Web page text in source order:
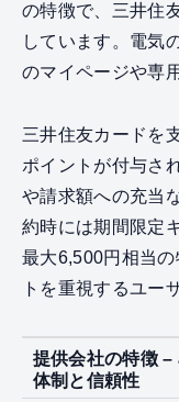
の特徴で、三井住
しています。電気
のマイページや専
三井住友カードを
ポイントが付与さ
や請求額への充当
約時には期間限定
最大6,500円相当
トを重視するユー
提供会社の特徴
体制と信頼性